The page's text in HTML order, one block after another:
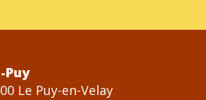
Puy
Le Puy-en-Velay